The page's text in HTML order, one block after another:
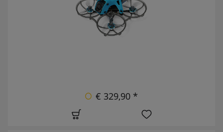
€ 329,90 *